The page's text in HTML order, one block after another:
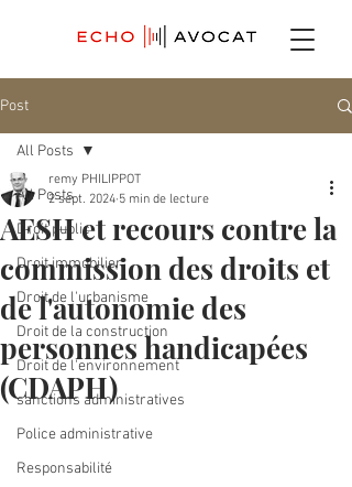
Post
All Posts
Droit public
Droit immobilier
Droit de l'urbanisme
Droit de la construction
Droit de l'environnement
sanctions administratives
Police administrative
Responsabilité
All Posts
AESH et recours contre la
commission des droits et
de l'autonomie des
personnes handicapées
(CDAPH)
remy PHILIPPOT
2 sept. 2024 5 min de lecture